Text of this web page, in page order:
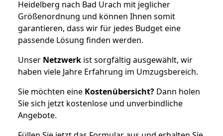
Heidelberg nach Bad Urach mit jeglicher
Größenordnung und können Ihnen somit
garantieren, dass wir für jedes Budget eine
passende Lösung finden werden.
Unser Netzwerk ist sorgfältig ausgewählt, wir
haben viele Jahre Erfahrung im Umzugsbereich.
Sie möchten eine Kostenübersicht? Dann holen
Sie sich jetzt kostenlose und unverbindliche
Angebote.